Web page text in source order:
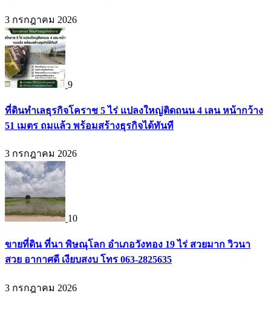
3 กรกฎาคม 2026
9
ที่ดินทำเลธุรกิจโคราช 5 ไร่ แปลงใหญ่ติดถนน 4 เลน หน้ากว้าง
51 เมตร ถมแล้ว พร้อมสร้างธุรกิจได้ทันที
3 กรกฎาคม 2026
10
ขายที่ดิน ที่นา พิษณุโลก อำเภอวังทอง 19 ไร่ สวยมาก วิวนา
สวย อากาศดี เงียบสงบ โทร 063-2825635
3 กรกฎาคม 2026